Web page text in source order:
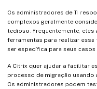
Os administradores de TI
complexos geralmente
tedioso. Frequentemente,
ferramentas para realizar
ser específica para seus casos
A Citrix quer ajudar a facilitar
processo de migração usando
Os administradores podem